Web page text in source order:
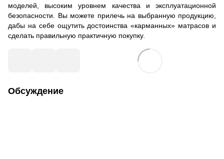
моделей, высоким уровнем качества и эксплуатационной
безопасности. Вы можете прилечь на выбранную продукцию,
дабы на себе ощутить достоинства «карманных» матрасов и
сделать правильную практичную покупку.
Обсуждение